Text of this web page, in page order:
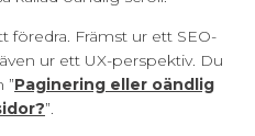
föredra. Främst ur ett SEO-
ur ett UX-perspektiv. Du
”Paginering eller oändlig
”.